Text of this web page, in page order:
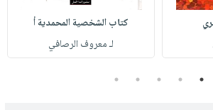
كتاب الشخصية المحمدية أ
لـ معروف الرصافي
1
2
3
4
5